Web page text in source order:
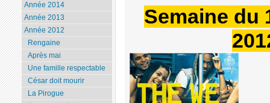
Semaine du
Année 2014
Année 2013
Année 2012
Rengaine
Après mai
Une famille respectable
César doit mourir
La Pirogue